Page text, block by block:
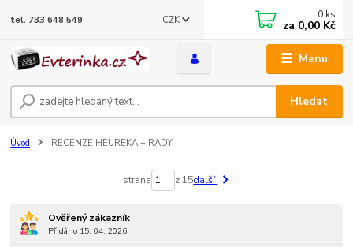
Menu
CZK
Hledat
tel. 733 648 549 0 ks
za 0,00 Kč
Úvod RECENZE HEUREKA + RADY
strana z 15další
Ověřený zákazník
Přidáno 15. 04. 2026